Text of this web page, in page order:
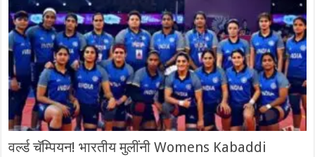
वर्ल्ड चॅम्पियन! भारतीय मुलींनी Womens Kabaddi